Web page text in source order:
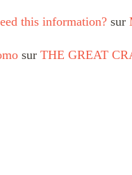
this information? sur
sur THE GREAT